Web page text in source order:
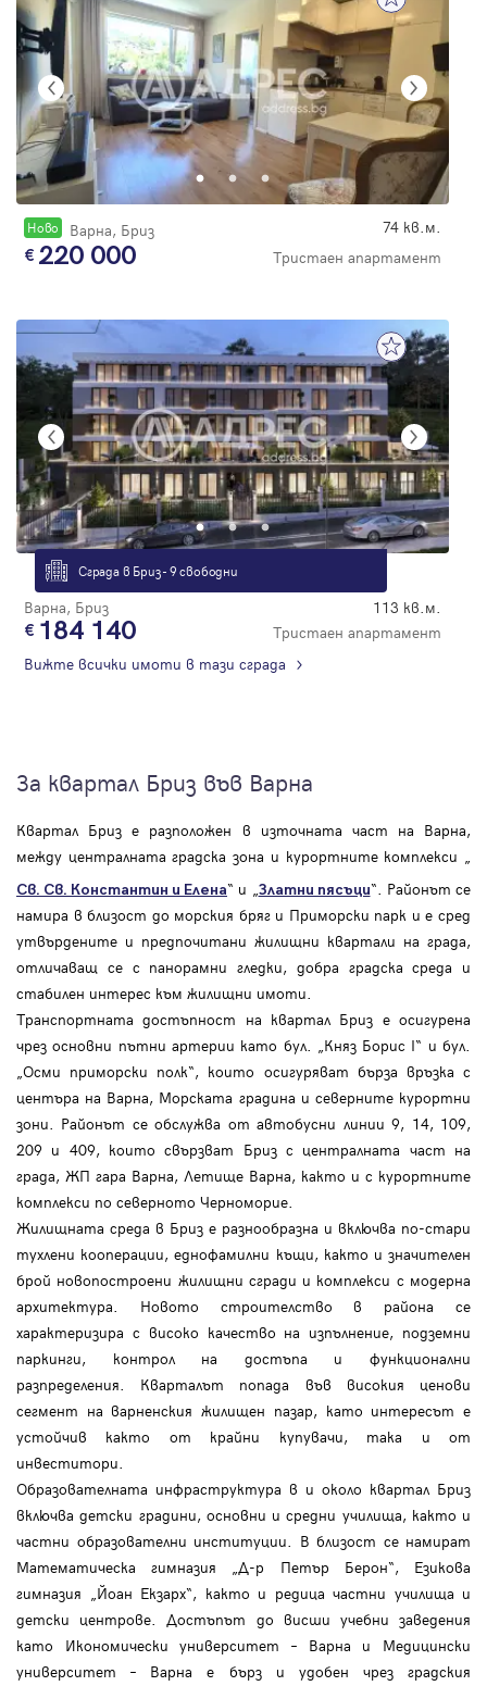
Новo Варна, Бриз 74 кв.м.
220 000 Тристаен апартамент
Сграда в Бриз - 9 свободни
Варна, Бриз 113 кв.м.
184 140
Тристаен апартамент
Вижте всички имоти в тази сграда
За квартал Бриз във Варна
Квартал Бриз е разположен в източната част на Варна,
между централната градска зона и курортните комплекси „
Св. Св. Константин и Елена“ и „Златни пясъци“. Районът се
намира в близост до морския бряг и Приморски парк и е сред
утвърдените и предпочитани жилищни квартали на града,
отличаващ се с панорамни гледки, добра градска среда и
стабилен интерес към жилищни имоти.
Транспортната достъпност на квартал Бриз е осигурена
чрез основни пътни артерии като бул. „Княз Борис I“ и бул.
„Осми приморски полк“, които осигуряват бърза връзка с
центъра на Варна, Морската градина и северните курортни
зони. Районът се обслужва от автобусни линии 9, 14, 109,
209 и 409, които свързват Бриз с централната част на
града, ЖП гара Варна, Летище Варна, както и с курортните
комплекси по северното Черноморие.
Жилищната среда в Бриз е разнообразна и включва по-стари
тухлени кооперации, еднофамилни къщи, както и значителен
брой новопостроени жилищни сгради и комплекси с модерна
архитектура. Новото строителство в района се
характеризира с високо качество на изпълнение, подземни
паркинги, контрол на достъпа и функционални
разпределения. Кварталът попада във високия ценови
сегмент на варненския жилищен пазар, като интересът е
устойчив както от крайни купувачи, така и от
инвеститори.
Образователната инфраструктура в и около квартал Бриз
включва детски градини, основни и средни училища, както и
частни образователни институции. В близост се намират
Математическа гимназия „Д-р Петър Берон“, Езикова
гимназия „Йоан Екзарх“, както и редица частни училища и
детски центрове. Достъпът до висши учебни заведения
като Икономически университет – Варна и Медицински
университет – Варна е бърз и удобен чрез градския